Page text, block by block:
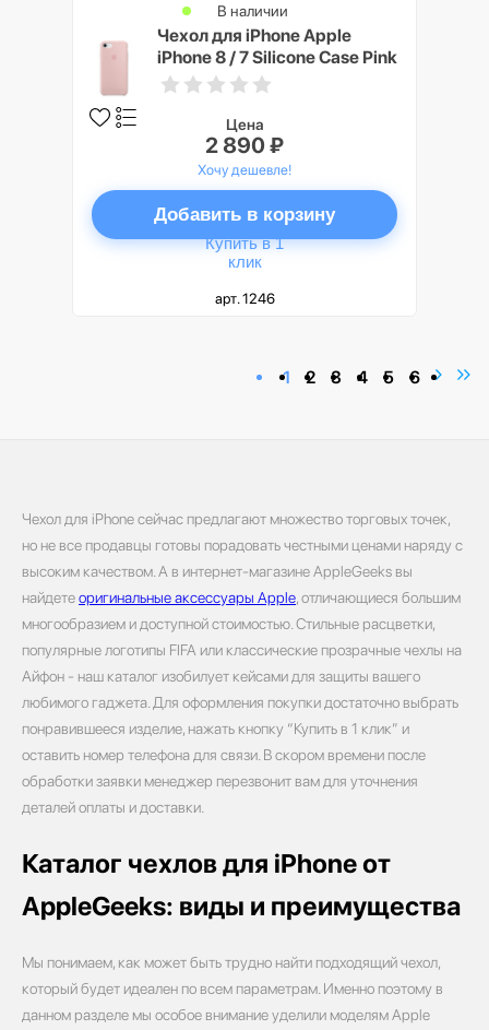
Чехол для iPhone Apple
iPhone 8 / 7 Silicone Case Pink
Sand
В наличии
Цена
2 890 ₽
Хочу дешевле!
Добавить в корзину
Купить в 1
клик
арт. 1246
1 2 3 4 5 6
Чехол для iPhone сейчас предлагают множество торговых точек,
но не все продавцы готовы порадовать честными ценами наряду с
высоким качеством. А в интернет-магазине AppleGeeks вы
найдетеоригинальные аксессуары Apple, отличающиеся большим
многообразием и доступной стоимостью. Стильные расцветки,
популярные логотипы FIFA или классические прозрачные чехлы на
Айфон - наш каталог изобилует кейсами для защиты вашего
любимого гаджета. Для оформления покупки достаточно выбрать
понравившееся изделие, нажать кнопку “Купить в 1 клик” и
оставить номер телефона для связи. В скором времени после
обработки заявки менеджер перезвонит вам для уточнения
деталей оплаты и доставки.
Каталог чехлов для iPhone от
AppleGeeks: виды и преимущества
Мы понимаем, как может быть трудно найти подходящий чехол,
который будет идеален по всем параметрам. Именно поэтому в
данном разделе мы особое внимание уделили моделям Apple